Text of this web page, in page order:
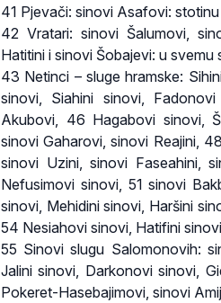
41 Pjevači: sinovi Asafovi:
42 Vratari: sinovi Šalumovi,
Hatitini i sinovi Šobajevi: u svemu
43 Netinci – sluge hramske:
sinovi, Siahini sinovi,
Akubovi, 46 Hagabovi sinovi,
sinovi Gaharovi, sinovi Reajini,
sinovi Uzini, sinovi Faseahini,
Nefusimovi sinovi, 51 sinovi
sinovi, Mehidini sinovi, Haršini
54 Nesiahovi sinovi, Hatifini
55 Sinovi slugu Salomonovih:
Jalini sinovi, Darkonovi sinovi,
Pokeret-Hasebajimovi, sinovi